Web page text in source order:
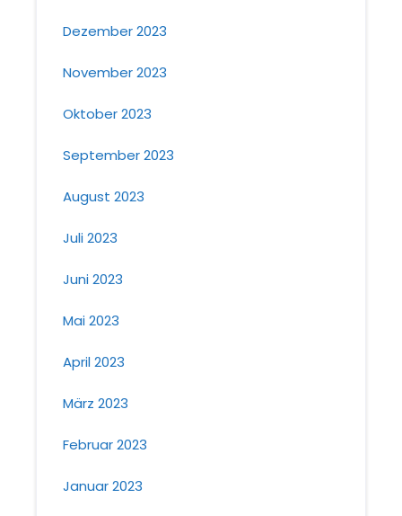
Dezember 2023
November 2023
Oktober 2023
September 2023
August 2023
Juli 2023
Juni 2023
Mai 2023
April 2023
März 2023
Februar 2023
Januar 2023